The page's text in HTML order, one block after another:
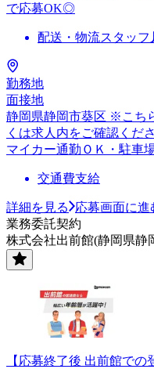
で応募OK◎
配送・物流スタッフ
勤務地
面接地
静岡県静岡市葵区 ※こち
くは求人内をご確認くださ
マイカー通勤ＯＫ・駐車
交通費支給
詳細を見る
応募画面に進
業務委託契約
株式会社出前館(静岡県静
【応募終了後 出前館で